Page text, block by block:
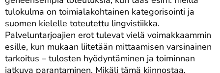
tulokulma on toimialakohtainen kategorisointi ja
suomen kielelle toteutettu lingvistiikka.
Palveluntarjoajien erot tulevat vielä voimakkaammin
esille, kun mukaan liitetään mittaamisen varsinainen
tarkoitus – tulosten hyödyntäminen ja toiminnan
jatkuva parantaminen. Mikäli tämä kiinnostaa,